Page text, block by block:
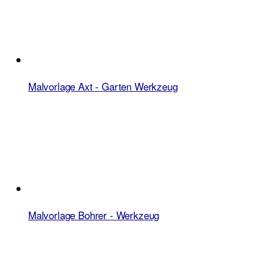
Malvorlage Axt - Garten Werkzeug
Malvorlage Bohrer - Werkzeug